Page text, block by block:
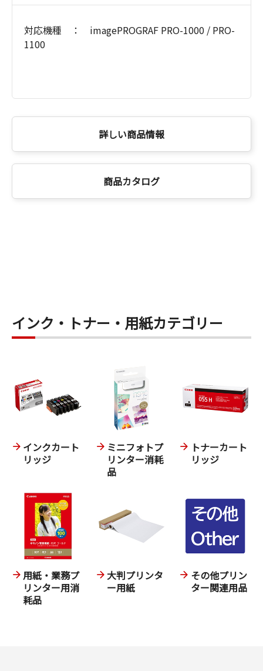
対応機種 ： imagePROGRAF PRO-1000 / PRO-
1100
詳しい商品情報
商品カタログ
インク・トナー・用紙カテゴリー
インクカート
リッジ
ミニフォトプ
リンター消耗
品
トナーカート
リッジ
用紙・業務プ
リンター用消
耗品
大判プリンタ
ー用紙
その他プリン
ター関連用品